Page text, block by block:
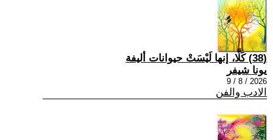
(38) كَلَّا، إنها لَيْسَتْ حيوانات أليفة
يونا شيفر
2026 / 8 / 9
الادب والفن